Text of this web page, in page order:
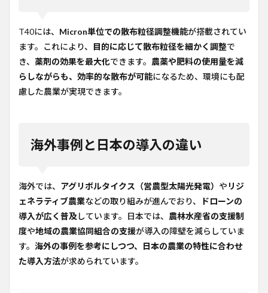
T40には、 Micron単位での散布粒径調整機能が搭載されてい
ます。これにより、 目的に応じて散布粒径を細かく調整で
き、 薬剤の効果を最大化できます。 農薬や肥料の使用量を減
らしながらも、効率的な散布が可能になるため、環境にも配
慮した農業が実現できます。
海外事例と日本の導入の違い
海外では、 アグリボルタイクス（営農型太陽光発電） や リジ
ェネラティブ農業などの取り組みが進んでおり、
ドローンの
導入が広く普及 しています。日本では、 農林水産省の支援制
度や地域の農業協同組合の支援が導入の障壁を減らしていま
す。 海外の事例を参考にしつつ、日本の農業の特性に合わせ
た導入方法が求められています。